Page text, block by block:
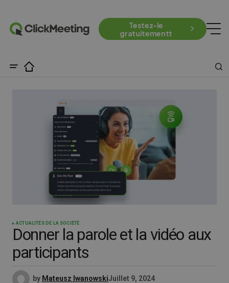
Testez-le
gratuitementt
ACTUALITÉS DE LA SOCIÉTÉ
Donner la parole et la vidéo aux
participants
by Mateusz IwanowskiJuillet 9, 2024